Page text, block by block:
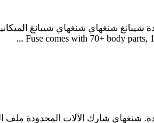
Fuse comes with 70+ body parts,